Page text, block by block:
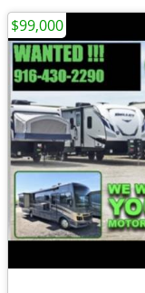
$99,000